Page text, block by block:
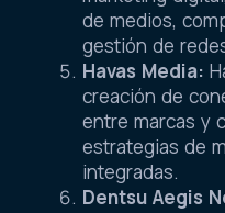
de medios,
gestión de
Havas Media:
creación de
entre marcas y
estrategias de
integradas.
Dentsu Aegis